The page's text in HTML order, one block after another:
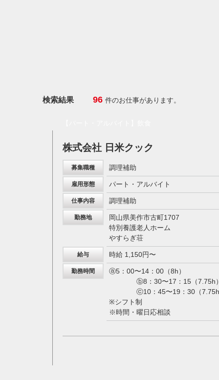
検索結果 96 件のお仕事があります。
株式会社 日米クック
募集職種 調理補助
雇用形態 パート・アルバイト
仕事内容 調理補助
勤務地
岡山県美作市古町1707
特別養護老人ホーム
やすらぎ荘
給与 時給 1,150円〜
勤務時間
ⓐ5：00〜14：00（8h）
ⓑ8：30〜17：15（7.75h
ⓒ10：45〜19：30（7.75h
※シフト制
※時間・曜日応相談